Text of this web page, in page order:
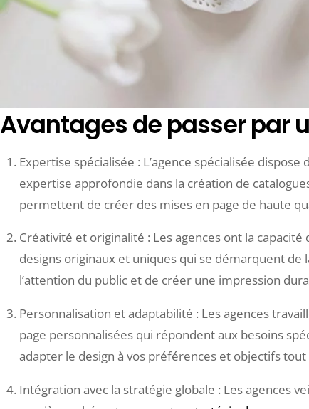
Avantages de passer par
Expertise spécialisée : L’agence spécialisée
expertise approfondie dans la création de
permettent de créer des mises en page de haute
Créativité et originalité : Les agences ont la
designs originaux et uniques qui se démarquent
l’attention du public et de créer une impression
Personnalisation et adaptabilité : Les agences
page personnalisées qui répondent aux besoins
adapter le design à vos préférences et objectifs
Intégration avec la stratégie globale : Les agences